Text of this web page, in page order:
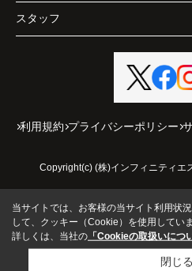
スタッフ
利用規約 プライバシーポリシー
Copyright(c) (株)インフィニティエ
当サイトでは、お客様の当サイト利用状
して、クッキー（Cookie）を使用していま
詳しくは、当社の 「Cookieの取扱いにつ
閉じる